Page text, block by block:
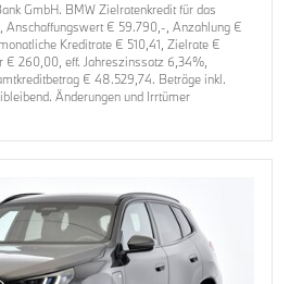
GmbH. BMW Zielratenkredit für das
Anschaffungswert € 59.790,-, Anzahlung €
Kreditrate € 510,41, Zielrate €
€ 260,00, eff. Jahreszinssatz 6,34%,
€ 48.529,74. Beträge inkl.
Änderungen und Irrtümer